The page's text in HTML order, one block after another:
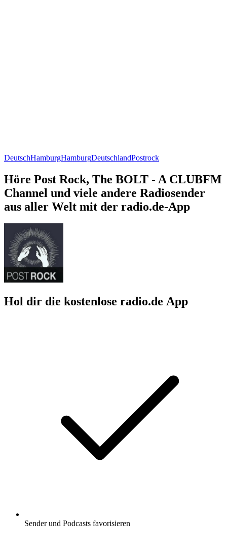
DeutschHamburgHamburgDeutschlandPostrock
Höre Post Rock, The BOLT - A CLUBFM
Channel und viele andere Radiosender
aus aller Welt mit der radio.de-App
Hol dir die kostenlose radio.de App
Sender und Podcasts favorisieren